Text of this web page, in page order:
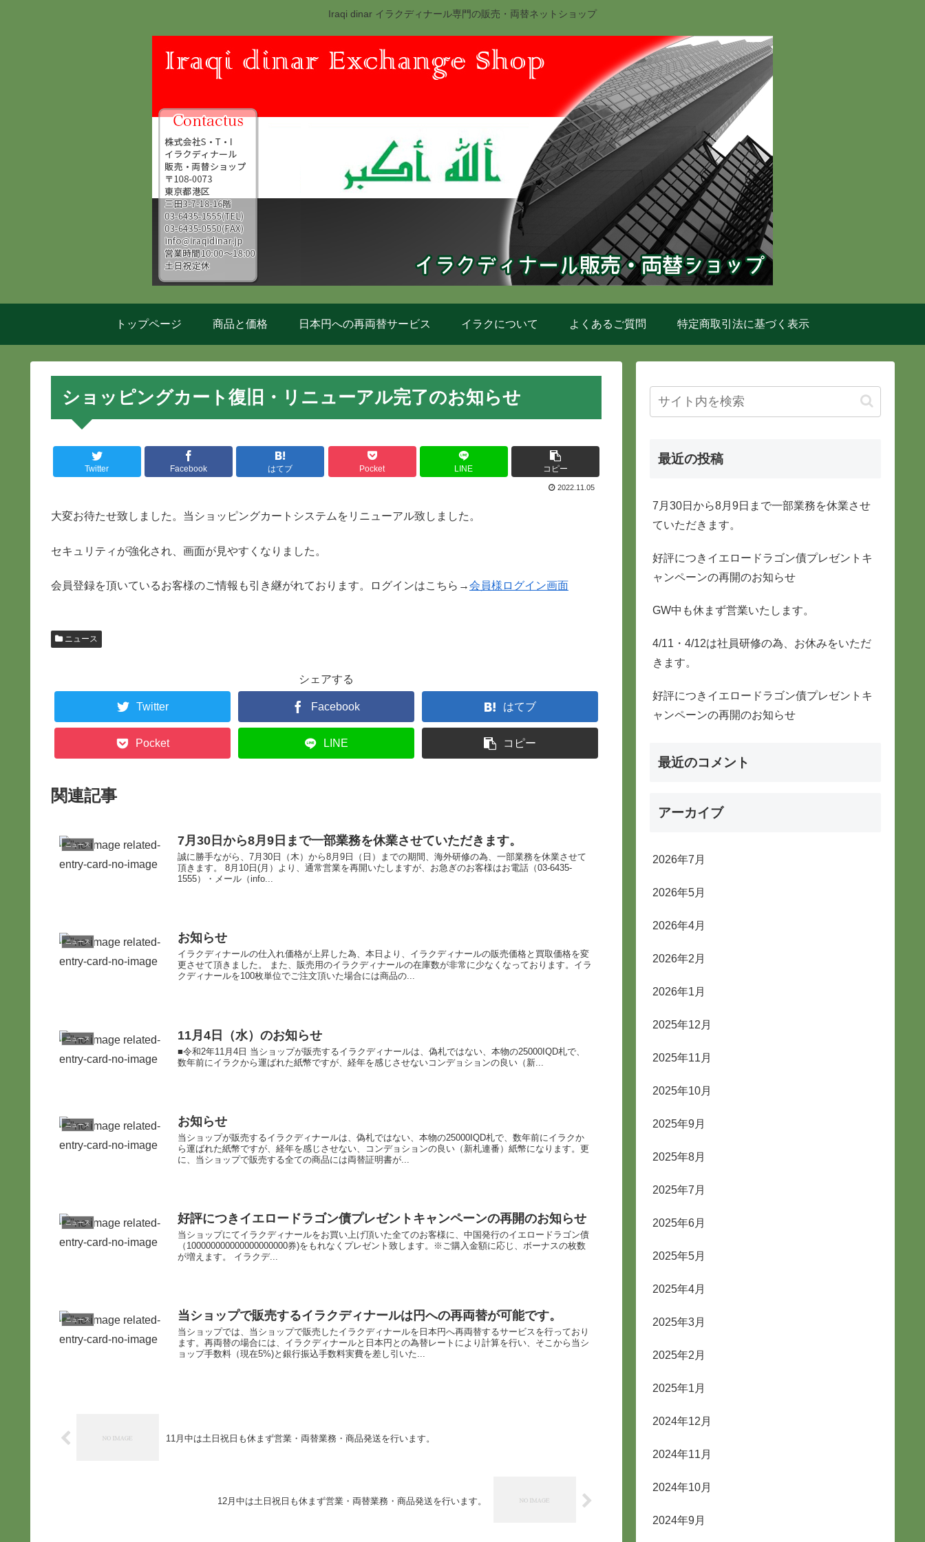
Iraqi dinar イラクディナール専門の販売・両替ネットショップ
トップページ 商品と価格 日本円への再両替サービス イラクについて よくあるご質問 特定商取引法に基づく表示
ショッピングカート復旧・リニューアル完了のお知らせ
Twitter Facebook はてブ Pocket LINE コピー
2022.11.05
大変お待たせ致しました。当ショッピングカートシステムをリニューアル致しました。
セキュリティが強化され、画面が見やすくなりました。
会員登録を頂いているお客様のご情報も引き継がれております。ログインはこちら→会員様ログイン画面
ニュース
シェアする
Twitter Facebook はてブ
Pocket LINE コピー
関連記事
ニュース 7月30日から8月9日まで一部業務を休業させていただきます。
誠に勝手ながら、7月30日（木）から8月9日（日）までの期間、海外研修の為、一部業務を休業させて
頂きます。 8月10日(月）より、通常営業を再開いたしますが、お急ぎのお客様はお電話（03-6435-
1555）・メール（info...
ニュース お知らせ
イラクディナールの仕入れ価格が上昇した為、本日より、イラクディナールの販売価格と買取価格を変
更させて頂きました。 また、販売用のイラクディナールの在庫数が非常に少なくなっております。イラ
クディナールを100枚単位でご注文頂いた場合には商品の...
ニュース 11月4日（水）のお知らせ
■令和2年11月4日 当ショップが販売するイラクディナールは、偽札ではない、本物の25000IQD札で、
数年前にイラクから運ばれた紙幣ですが、経年を感じさせないコンデョションの良い（新...
ニュース お知らせ
当ショップが販売するイラクディナールは、偽札ではない、本物の25000IQD札で、数年前にイラクか
ら運ばれた紙幣ですが、経年を感じさせない、コンデョションの良い（新札連番）紙幣になります。更
に、当ショップで販売する全ての商品には両替証明書が...
ニュース 好評につきイエロードラゴン債プレゼントキャンペーンの再開のお知らせ
当ショップにてイラクディナールをお買い上げ頂いた全てのお客様に、中国発行のイエロードラゴン債
（100000000000000000000券)をもれなくプレゼント致します。※ご購入金額に応じ、ボーナスの枚数
が増えます。 イラクデ...
ニュース 当ショップで販売するイラクディナールは円への再両替が可能です。
当ショップでは、当ショップで販売したイラクディナールを日本円へ再両替するサービスを行っており
ます。再両替の場合には、イラクディナールと日本円との為替レートにより計算を行い、そこから当シ
ョップ手数料（現在5%)と銀行振込手数料実費を差し引いた...
11月中は土日祝日も休まず営業・両替業務・商品発送を行います。
12月中は土日祝日も休まず営業・両替業務・商品発送を行います。
最近の投稿
7月30日から8月9日まで一部業務を休業させ
ていただきます。
好評につきイエロードラゴン債プレゼントキ
ャンペーンの再開のお知らせ
GW中も休まず営業いたします。
4/11・4/12は社員研修の為、お休みをいただ
きます。
好評につきイエロードラゴン債プレゼントキ
ャンペーンの再開のお知らせ
最近のコメント
アーカイブ
2026年7月
2026年5月
2026年4月
2026年2月
2026年1月
2025年12月
2025年11月
2025年10月
2025年9月
2025年8月
2025年7月
2025年6月
2025年5月
2025年4月
2025年3月
2025年2月
2025年1月
2024年12月
2024年11月
2024年10月
2024年9月